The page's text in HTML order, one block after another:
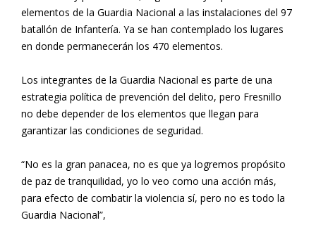
elementos de la Guardia Nacional a las instalaciones del 97
batallón de Infantería. Ya se han contemplado los lugares
en donde permanecerán los 470 elementos.
Los integrantes de la Guardia Nacional es parte de una
estrategia política de prevención del delito, pero Fresnillo
no debe depender de los elementos que llegan para
garantizar las condiciones de seguridad.
“No es la gran panacea, no es que ya logremos propósito
de paz de tranquilidad, yo lo veo como una acción más,
para efecto de combatir la violencia sí, pero no es todo la
Guardia Nacional”,